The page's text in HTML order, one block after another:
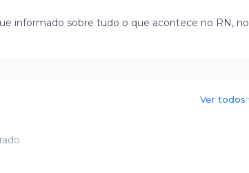
informado sobre tudo o que acontece no RN, no
Ver todos